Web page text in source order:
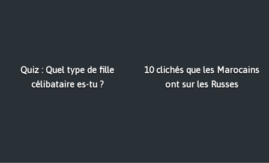
Quiz : Quel type de fille
célibataire es-tu ?
10 clichés que les Marocains
ont sur les Russes